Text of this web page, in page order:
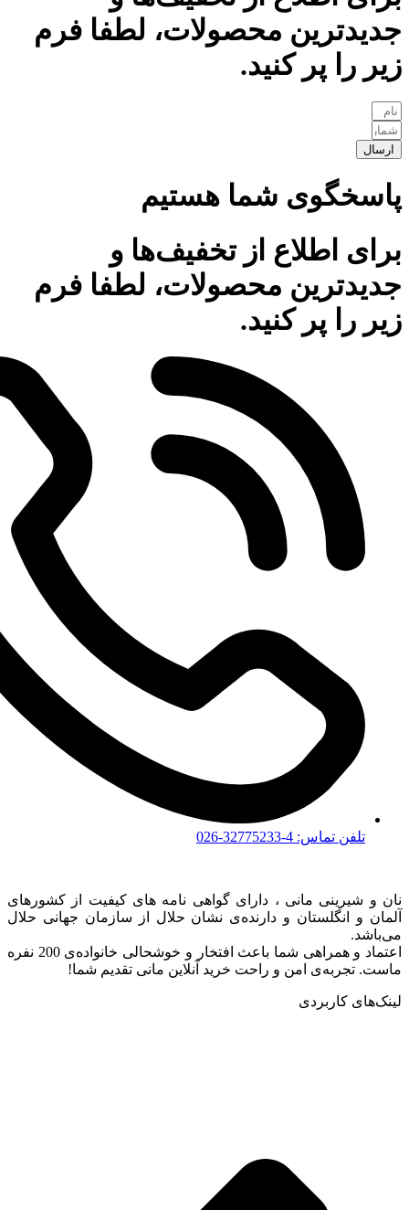
جدیدترین محصولات، لطفا فرم
زیر را پر کنید.
ارسال
پاسخگوی شما هستیم
برای اطلاع از تخفیف‌ها و
جدیدترین محصولات، لطفا فرم
زیر را پر کنید.
تلفن تماس: 4-32775233-026
نان و شیرینی مانی ، دارای گواهی نامه های کیفیت از کشورهای
آلمان و انگلستان و دارنده‌ی نشان حلال از سازمان جهانی حلال
می‌باشد.
اعتماد و همراهی شما باعث افتخار و خوشحالی خانواده‌ی 200 نفره
ماست. تجربه‌ی امن و راحت خرید آنلاین مانی تقدیم شما!
لینک‌های کاربردی